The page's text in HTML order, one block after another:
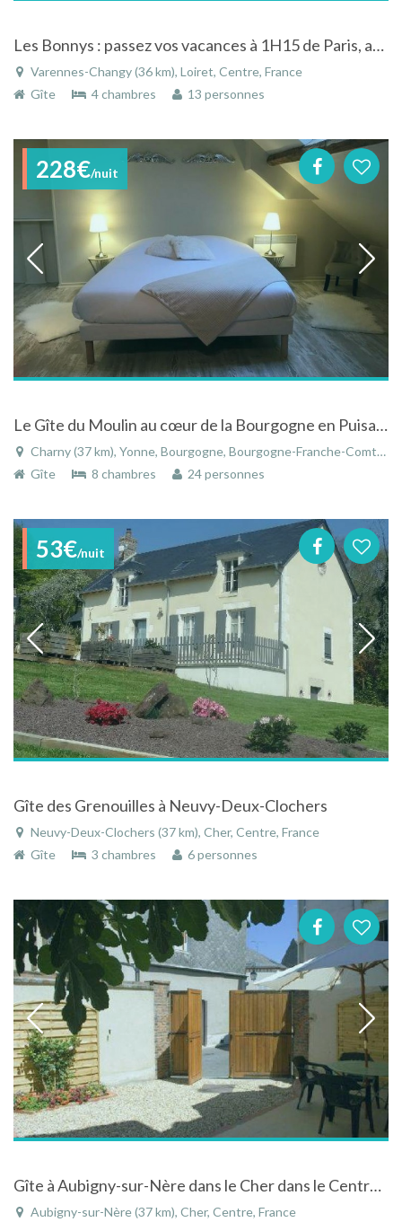
Les Bonnys : passez vos vacances à 1H15 de Paris, activités et détente assurées
Varennes-Changy (36 km), Loiret, Centre, France
Gîte
4 chambres 13 personnes
228€/nuit
Le Gîte du Moulin au cœur de la Bourgogne en Puisaye sur la route des vins
Charny (37 km), Yonne, Bourgogne, Bourgogne-Franche-Comté, France
Gîte
8 chambres 24 personnes
53€/nuit
Gîte des Grenouilles à Neuvy-Deux-Clochers
Neuvy-Deux-Clochers (37 km), Cher, Centre, France
Gîte
3 chambres 6 personnes
Gîte à Aubigny-sur-Nère dans le Cher dans le Centre en plein coeur de la cité des Stuarts
Aubigny-sur-Nère (37 km), Cher, Centre, France